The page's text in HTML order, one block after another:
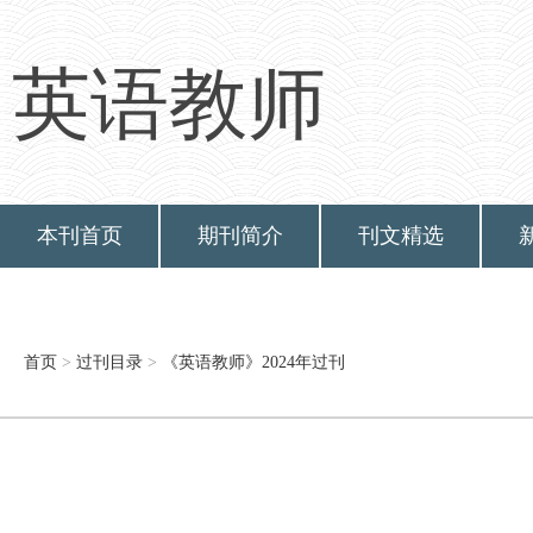
英语教师
本刊首页 期刊简介 刊文精选
首页 > 过刊目录 > 《英语教师》2024年过刊